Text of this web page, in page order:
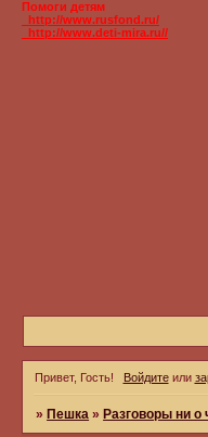
Помоги детям
_http://www.rusfond.ru/
_http://www.deti-mira.ru//
Привет, Гость! Войдитеили
» Пешка » Разговоры ни о